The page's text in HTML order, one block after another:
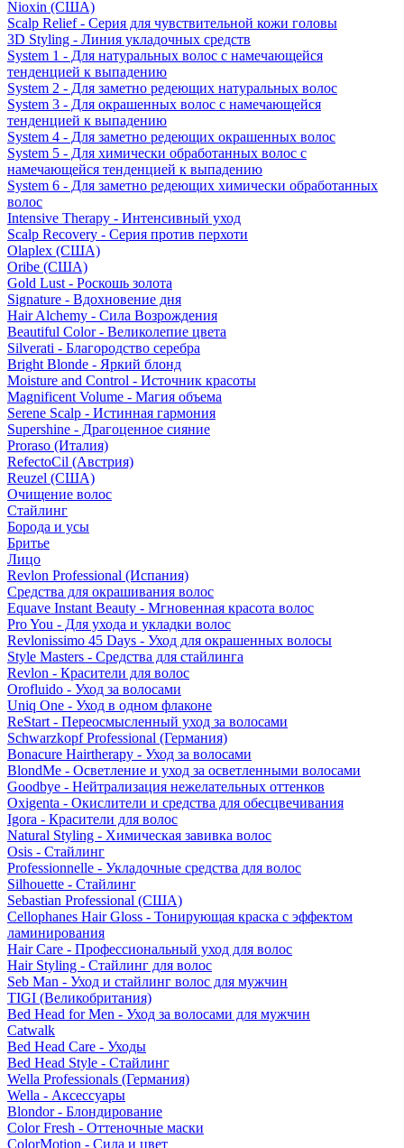
Nioxin (США)
Scalp Relief - Серия для чувствительной кожи головы
3D Styling - Линия укладочных средств
System 1 - Для натуральных волос с намечающейся
тенденцией к выпадению
System 2 - Для заметно редеющих натуральных волос
System 3 - Для окрашенных волос с намечающейся
тенденцией к выпадению
System 4 - Для заметно редеющих окрашенных волос
System 5 - Для химически обработанных волос с
намечающейся тенденцией к выпадению
System 6 - Для заметно редеющих химически обработанных
волос
Intensive Therapy - Интенсивный уход
Scalp Recovery - Серия против перхоти
Olaplex (США)
Oribe (США)
Gold Lust - Роскошь золота
Signature - Вдохновение дня
Hair Alchemy - Сила Возрождения
Beautiful Color - Великолепие цвета
Silverati - Благородство серебра
Bright Blonde - Яркий блонд
Moisture and Control - Источник красоты
Magnificent Volume - Магия объема
Serene Scalp - Истинная гармония
Supershine - Драгоценное сияние
Proraso (Италия)
RefectoCil (Австрия)
Reuzel (США)
Очищение волос
Стайлинг
Борода и усы
Бритье
Лицо
Revlon Professional (Испания)
Средства для окрашивания волос
Equave Instant Beauty - Мгновенная красота волос
Pro You - Для ухода и укладки волос
Revlonissimo 45 Days - Уход для окрашенных волосы
Style Masters - Средства для стайлинга
Revlon - Красители для волос
Orofluido - Уход за волосами
Uniq One - Уход в одном флаконе
ReStart - Переосмысленный уход за волосами
Schwarzkopf Professional (Германия)
Bonacure Hairtherapy - Уход за волосами
BlondMe - Осветление и уход за осветленными волосами
Goodbye - Нейтрализация нежелательных оттенков
Oxigenta - Окислители и средства для обесцвечивания
Igora - Красители для волос
Natural Styling - Химическая завивка волос
Osis - Стайлинг
Professionnelle - Укладочные средства для волос
Silhouette - Стайлинг
Sebastian Professional (США)
Cellophanes Hair Gloss - Тонирующая краска с эффектом
ламинирования
Hair Care - Профессиональный уход для волос
Hair Styling - Стайлинг для волос
Seb Man - Уход и стайлинг волос для мужчин
TIGI (Великобритания)
Bed Head for Men - Уход за волосами для мужчин
Catwalk
Bed Head Care - Уходы
Bed Head Style - Стайлинг
Wella Professionals (Германия)
Wella - Аксессуары
Blondor - Блондирование
Color Fresh - Оттеночные маски
ColorMotion - Сила и цвет